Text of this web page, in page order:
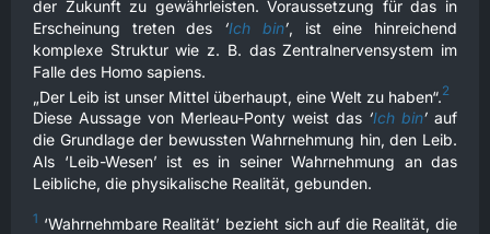
der Zukunft zu gewährleisten. Voraussetzung für das in
Erscheinung treten des ‘Ich bin’, ist eine hinreichend
komplexe Struktur wie z. B. das Zentralnervensystem im
Falle des Homo sapiens.
„Der Leib ist unser Mittel überhaupt, eine Welt zu haben“. 2
Diese Aussage von Merleau-Ponty weist das ‘Ich bin’ auf
die Grundlage der bewussten Wahrnehmung hin, den Leib.
Als ‘Leib-Wesen’ ist es in seiner Wahrnehmung an das
Leibliche, die physikalische Realität, gebunden.
1 ‘Wahrnehmbare Realität’ bezieht sich auf die Realität, die